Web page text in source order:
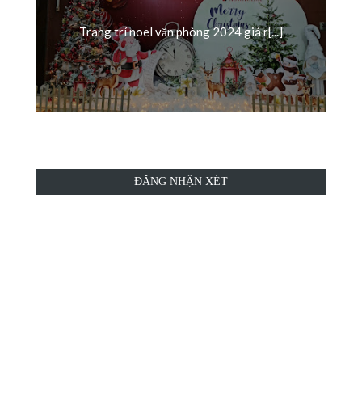
Trang trí noel văn phòng 2024 giá r[...]
ĐĂNG NHẬN XÉT